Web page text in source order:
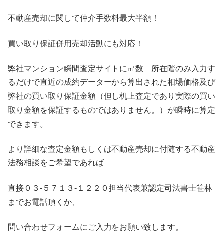
不動産売却に関して仲介手数料最大半額！
買い取り保証併用売却活動にも対応！
弊社マンション瞬間査定サイトに㎡数 所在階のみ入力す
るだけで直近の成約データーから算出された相場価格及び
弊社の買い取り保証金額（但し机上査定であり実際の買い
取り金額を保証するものではありません。）が瞬時に算定
できます。
より詳細な査定金額もしくは不動産売却に付随する不動産
法務相談をご希望であれば
直接０３-５７１３-１２２０担当代表兼認定司法書士笹林
までお電話頂くか、
問い合わせフォームにご入力をお願い致します。